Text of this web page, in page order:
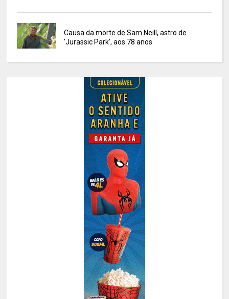
Causa da morte de Sam Neill, astro de
'Jurassic Park', aos 78 anos